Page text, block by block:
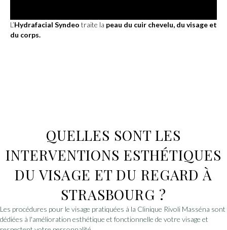
L’Hydrafacial Syndeo traite la peau du cuir chevelu, du visage et
du corps.
QUELLES SONT LES
INTERVENTIONS ESTHÉTIQUES
DU VISAGE ET DU REGARD À
STRASBOURG ?
Les procédures pour le visage pratiquées à la Clinique Rivoli Masséna sont
dédiées à l'amélioration esthétique et fonctionnelle de votre visage et